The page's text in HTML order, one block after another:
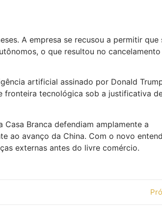
A empresa se recusou a permitir que
o que resultou no
artificial assinado por Donald
fronteira tecnológica sob a justificativa
Branca defendiam amplamente a
ao avanço da China. Com o novo
externas antes do livre comércio.